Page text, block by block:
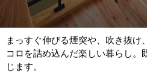
まっすぐ伸びる煙突や、吹き抜け
コロを詰め込んだ楽しい暮らし。
じます。